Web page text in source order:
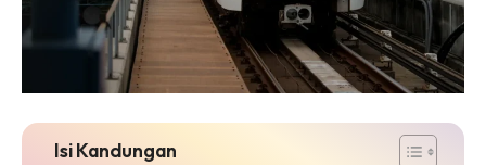
Isi Kandungan